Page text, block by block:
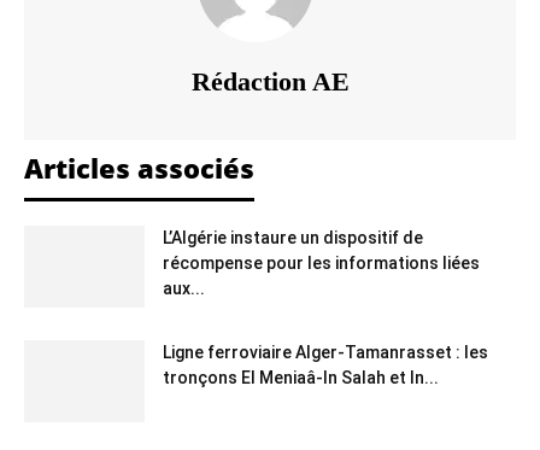
Rédaction AE
Articles associés
L’Algérie instaure un dispositif de
récompense pour les informations liées
aux...
Ligne ferroviaire Alger-Tamanrasset : les
tronçons El Meniaâ-In Salah et In...